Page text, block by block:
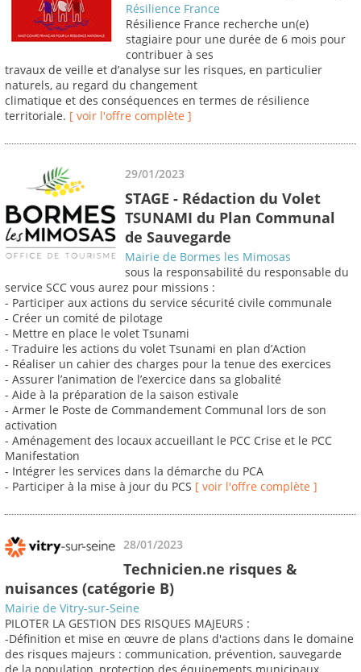
Résilience France
Résilience France recherche un(e)
stagiaire pour une durée de 6 mois pour
contribuer à ses
travaux de veille et d’analyse sur les risques, en particulier
naturels, au regard du changement
climatique et des conséquences en termes de résilience
territoriale. [ voir l'offre complète ]
29/01/2023
STAGE - Rédaction du Volet
TSUNAMI du Plan Communal
de Sauvegarde
Mairie de Bormes les Mimosas
sous la responsabilité du responsable du
service SCC vous aurez pour missions :
- Participer aux actions du service sécurité civile communale
- Créer un comité de pilotage
- Mettre en place le volet Tsunami
- Traduire les actions du volet Tsunami en plan d’Action
- Réaliser un cahier des charges pour la tenue des exercices
- Assurer l’animation de l’exercice dans sa globalité
- Aide à la préparation de la saison estivale
- Armer le Poste de Commandement Communal lors de son
activation
- Aménagement des locaux accueillant le PCC Crise et le PCC
Manifestation
- Intégrer les services dans la démarche du PCA
- Participer à la mise à jour du PCS [ voir l'offre complète ]
28/01/2023
Technicien.ne risques &
nuisances (catégorie B)
Mairie de Vitry-sur-Seine
PILOTER LA GESTION DES RISQUES MAJEURS :
-Définition et mise en œuvre de plans d'actions dans le domaine
des risques majeurs : communication, prévention, sauvegarde